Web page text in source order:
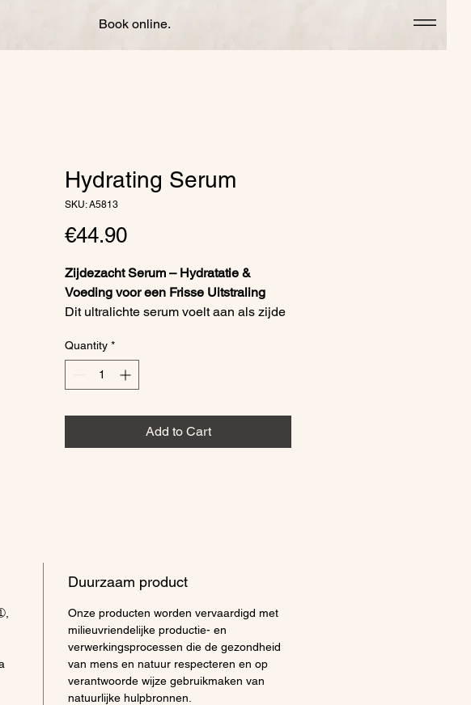
Book online.
Hydrating Serum
SKU: A5813
€44.90Price
Zijdezacht Serum – Hydratatie &
Voeding voor een Frisse Uitstraling
Dit ultralichte serum voelt aan als zijde
hydratatieboost voor een frisse,
gezonde look die de hele dag
aanhoudt. Kalmerende Bisabolol zorgt
Cloudberry (Kruipbraam) en Pioenroos
de huid voeden met essentiële
Quantity *
Add to Cart
Duurzaam product
Onze producten worden vervaardigd met
milieuvriendelijke productie- en
verwerkingsprocessen die de gezondheid
van mens en natuur respecteren en op
verantwoorde wijze gebruikmaken van
natuurlijke hulpbronnen.